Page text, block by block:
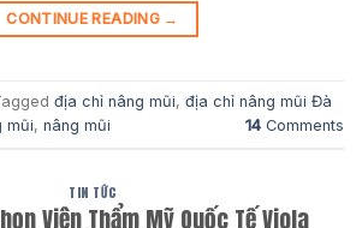
CONTINUE READING →
địa chỉ nâng mũi, địa chỉ nâng mũi Đà
mũi, nâng mũi 14 Comments
TIN TỨC
Viện Thẩm Mỹ Quốc Tế Viola